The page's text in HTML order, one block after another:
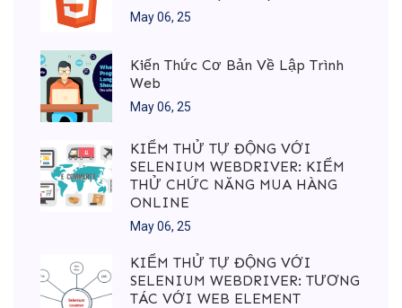
May 06, 25
Kiến Thức Cơ Bản Về Lập Trình
Web
May 06, 25
KIỂM THỬ TỰ ĐỘNG VỚI
SELENIUM WEBDRIVER: KIỂM
THỬ CHỨC NĂNG MUA HÀNG
ONLINE
May 06, 25
KIỂM THỬ TỰ ĐỘNG VỚI
SELENIUM WEBDRIVER: TƯƠNG
TÁC VỚI WEB ELEMENT